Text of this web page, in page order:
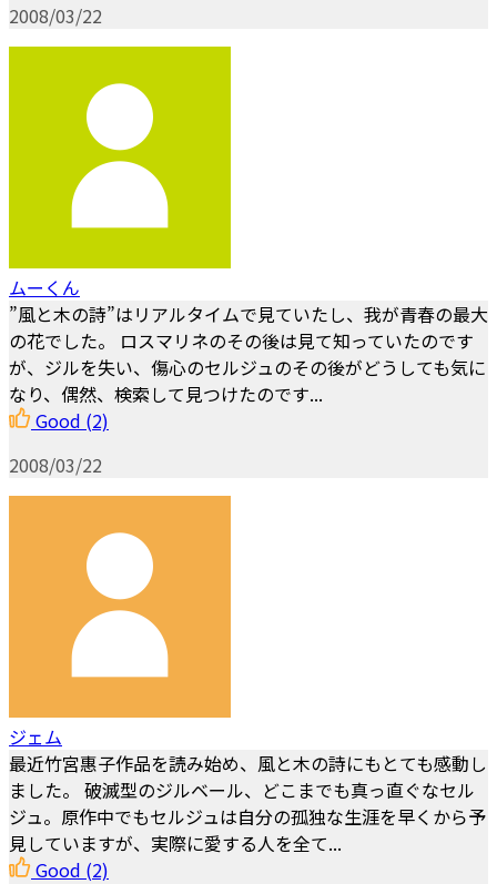
2008/03/22
ムーくん
”風と木の詩”はリアルタイムで見ていたし、我が青春の最大
の花でした。 ロスマリネのその後は見て知っていたのです
が、ジルを失い、傷心のセルジュのその後がどうしても気に
なり、偶然、検索して見つけたのです...
Good (2)
2008/03/22
ジェム
最近竹宮惠子作品を読み始め、風と木の詩にもとても感動し
ました。 破滅型のジルベール、どこまでも真っ直ぐなセル
ジュ。原作中でもセルジュは自分の孤独な生涯を早くから予
見していますが、実際に愛する人を全て...
Good (2)